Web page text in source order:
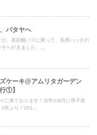
パタヤへ
が、長距離バスに乗って、長男ハッチの
へ行きました。...
ケーキ@アムリタガーデン
①】
に来ております！去年の8月に母子友
1年ぶり！201...